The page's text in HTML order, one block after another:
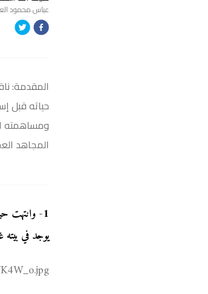
عباس محمود
المقدمة:
حياته قبل
ومساهمته
المجاهد
1
-وانتهت
يوجد في بيته